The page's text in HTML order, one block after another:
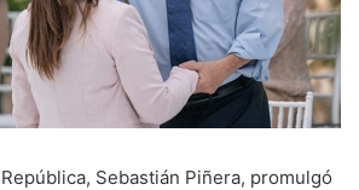
Sebastián Piñera, promulgó